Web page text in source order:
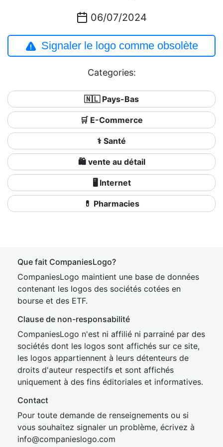
06/07/2024
Signaler le logo comme obsolète
Categories:
🇳🇱 Pays-Bas
🛒 E-Commerce
⚕️ Santé
🛍️ vente au détail
🖥️ Internet
💊 Pharmacies
Que fait CompaniesLogo?
CompaniesLogo maintient une base de données
contenant les logos des sociétés cotées en
bourse et des ETF.
Clause de non-responsabilité
CompaniesLogo n'est ni affilié ni parrainé par des
sociétés dont les logos sont affichés sur ce site,
les logos appartiennent à leurs détenteurs de
droits d'auteur respectifs et sont affichés
uniquement à des fins éditoriales et informatives.
Contact
Pour toute demande de renseignements ou si
vous souhaitez signaler un problème, écrivez à
info@companieslogo.com